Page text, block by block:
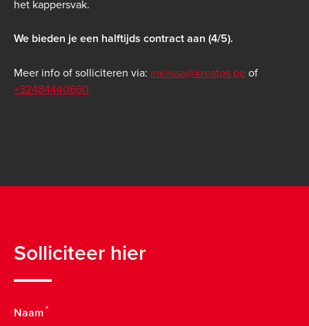
het kappersvak.
We bieden je een halftijds contract aan (4/5).
Meer info of solliciteren via: melissa@kreatos.beof
+32484440660
Solliciteer hier
Naam